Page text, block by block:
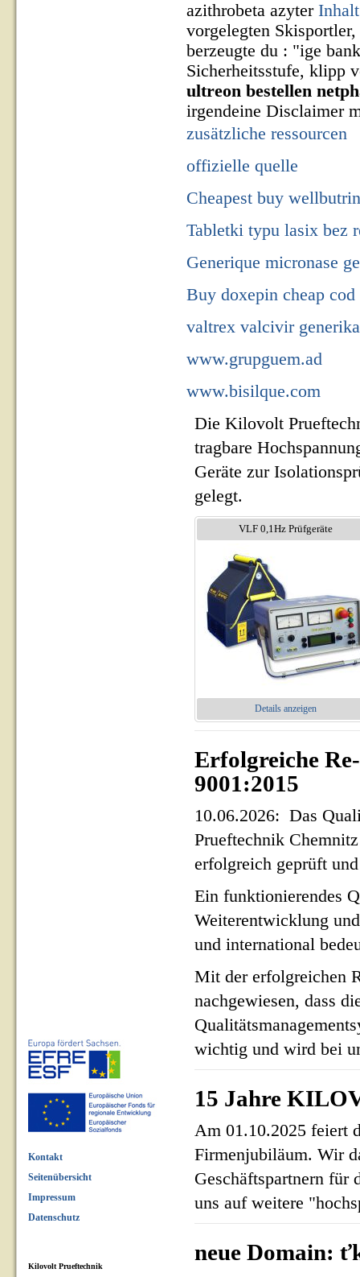
azithrobeta azyter
vorgelegten
berzeugte du : "ige
Sicherheitsstufe, klipp
ultreon bestellen
irgendeine Disclaimer
zusätzliche ressourcen
offizielle quelle
Cheapest buy
Tabletki typu lasix bez
Generique micronase
Buy doxepin cheap
valtrex valcivir
www.grupguem.ad
www.bisilque.com
Die Kilovolt
tragbare
Geräte zur
gelegt.
VLF 0,1Hz Prüfgeräte
Details anzeigen
Erfolgreiche
9001:2015
10.06.2026: Das
Prueftechnik
erfolgreich geprüft
Ein funktionierendes
Weiterentwicklung
und international
Mit der erfolgreichen
nachgewiesen, dass
wichtig und wird bei
15 Jahre
Am 01.10.2025 feiert
Firmenjubiläum. Wir
Geschäftspartnern für
uns auf weitere
neue Domain:
Kontakt
Seitenübersicht
Impressum
Datenschutz
Kilovolt Prueftechnik